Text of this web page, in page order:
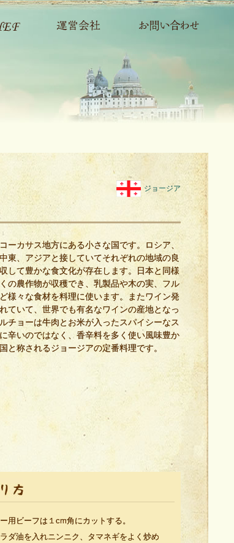
ジョージア
ーカサス地方にある小さな国です。ロシア、
東、アジアと接していてそれぞれの地域の良
して豊かな食文化が存在します。日本と同様
の農作物が収穫でき、乳製品や木の実、フル
様々な食材を料理に使います。またワイン発
ていて、世界でも有名なワインの産地となっ
チョーは牛肉とお米が入ったスパイシーなス
辛いのではなく、香辛料を多く使い風味豊か
と称されるジョージアの定番料理です。
用ビーフは１cm角にカットする。
ダ油を入れニンニク、タマネギをよく炒め